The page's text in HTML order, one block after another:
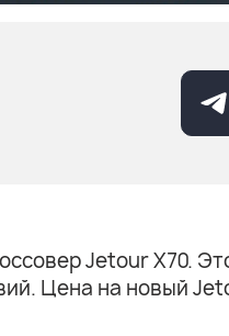
Jetour X70.
Цена на новый